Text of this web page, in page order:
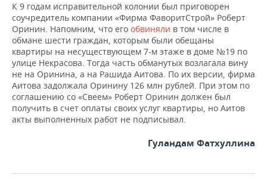
К 9 годам исправительной колонии был приговорен
соучредитель компании «Фирма ФаворитСтрой» Роберт
Оринин. Напомним, что его обвиняли в том числе в
обмане шести граждан, которым были обещаны
квартиры на несуществующем 7-м этаже в доме №19 по
улице Некрасова. Тогда часть обманутых возлагала вину
не на Оринина, а на Рашида Аитова. По их версии, фирма
Аитова задолжала Оринину 126 млн рублей. При этом по
соглашению со «Свеем» Роберт Оринин должен был
получить в счет оплаты своих услуг квартиры, но Аитов
акты выполненных работ не подписывал.
Гуландам Фатхуллина